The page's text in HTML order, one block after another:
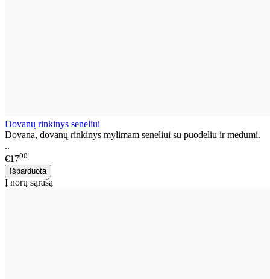
Dovanų rinkinys seneliui
Dovana, dovanų rinkinys mylimam seneliui su puodeliu ir medumi.
..
€1700
Į norų sąrašą